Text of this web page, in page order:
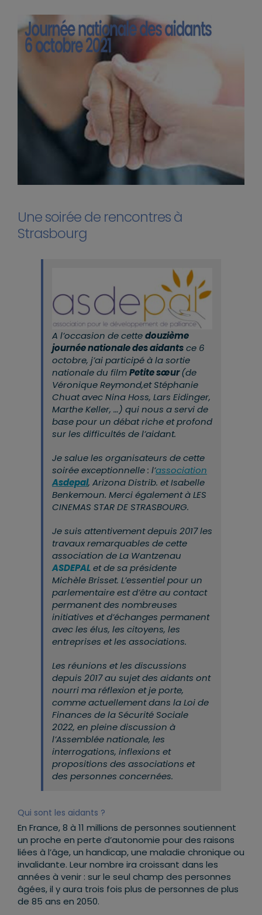
Une soirée de rencontres à
Strasbourg
A l’occasion de cettedouzième
journée nationale des aidantsce 6
octobre, j’ai participé à la sortie
nationale du filmPetite sœur(de
Véronique Reymond,et Stéphanie
Chuat avec Nina Hoss, Lars Eidinger,
Marthe Keller, …) qui nous a servi de
base pour un débat riche et profond
sur les difficultés de l’aidant.
Je salue les organisateurs de cette
soirée exceptionnelle : l’association
Asdepal, Arizona Distrib. et Isabelle
Benkemoun. Merci également à LES
CINEMAS STAR DE STRASBOURG.
Je suis attentivement depuis 2017 les
travaux remarquables de cette
association de La Wantzenau
ASDEPALet de sa présidente
Michèle Brisset. L’essentiel pour un
parlementaire est d’être au contact
permanent des nombreuses
initiatives et d’échanges permanent
avec les élus, les citoyens, les
entreprises et les associations.
Les réunions et les discussions
depuis 2017 au sujet des aidants ont
nourri ma réflexion et je porte,
comme actuellement dans la Loi de
Finances de la Sécurité Sociale
2022, en pleine discussion à
l’Assemblée nationale, les
interrogations, inflexions et
propositions des associations et
des personnes concernées.
Qui sont les aidants ?
En France, 8 à 11 millions de personnes soutiennent
un proche en perte d’autonomie pour des raisons
liées à l’âge, un handicap, une maladie chronique ou
invalidante. Leur nombre ira croissant dans les
années à venir : sur le seul champ des personnes
âgées, il y aura trois fois plus de personnes de plus
de 85 ans en 2050.